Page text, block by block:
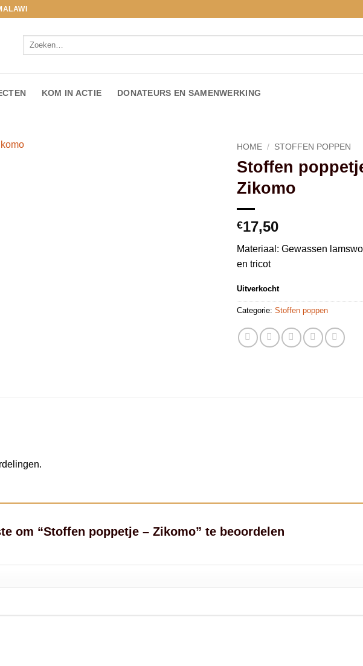
Zoeken
KOM IN ACTIE DONATEURS EN SAMENWERKING
HOME / STOFFEN POPPEN
Stoffen
Zikomo
€17,50
Materiaal: Gewassen
en tricot
Uitverkocht
Categorie: Stoffen poppen
om “Stoffen poppetje – Zikomo” te beoordelen